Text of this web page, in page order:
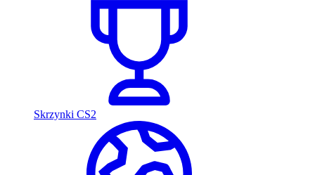
Skrzynki CS2